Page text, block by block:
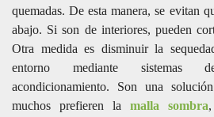
quemadas. De esta manera, se evitan
abajo. Si son de interiores, pueden
Otra medida es disminuir la
entorno mediante sistemas
acondicionamiento. Son una
muchos prefieren la malla sombra